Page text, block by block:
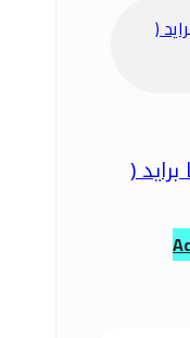
(